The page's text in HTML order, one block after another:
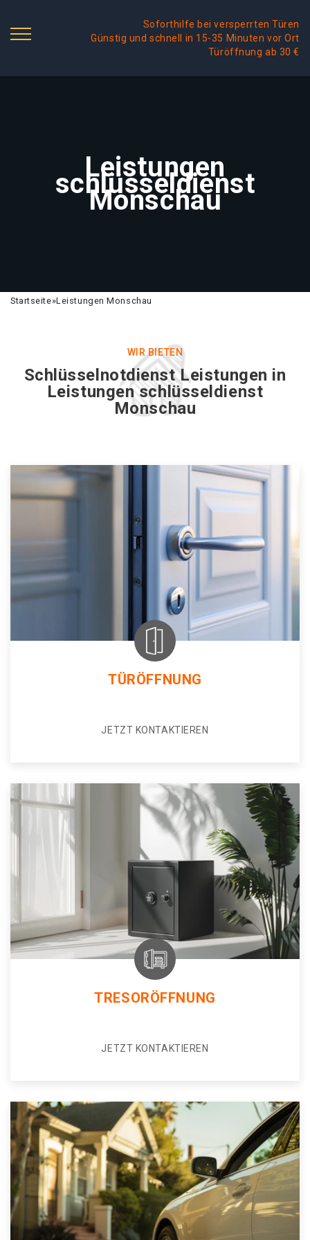
Soforthilfe bei versperrten Türen
Günstig und schnell in 15-35 Minuten vor Ort
Türöffnung ab 30 €
Leistungen
schlüsseldienst
Monschau
Startseite»Leistungen Monschau
WIR BIETEN
Schlüsselnotdienst Leistungen in
Leistungen schlüsseldienst
Monschau
TÜRÖFFNUNG
JETZT KONTAKTIEREN
TRESORÖFFNUNG
JETZT KONTAKTIEREN